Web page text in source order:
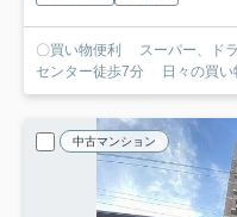
〇買い物便利 スーパー、ド
センター徒歩7分 日々の買い
中古マンション